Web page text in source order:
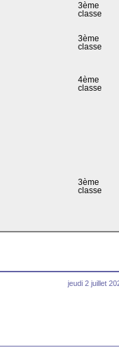
3ème
classe
3ème
classe
4ème
classe
3ème
classe
jeudi 2 juillet